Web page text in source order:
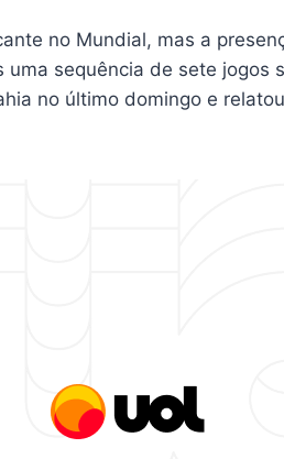
no Mundial, mas a
sequência de sete jogos
no último domingo e